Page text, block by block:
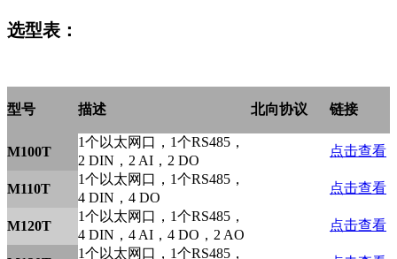
选型表：
型号 描述 北向协议 链接
M100T
1个以太网口，1个RS485，
2 DIN，2 AI，2 DO
点击查看
M110T
1个以太网口，1个RS485，
4 DIN，4 DO
点击查看
M120T
1个以太网口，1个RS485，
4 DIN，4 AI，4 DO，2 AO
点击查看
1个以太网口，1个RS485，